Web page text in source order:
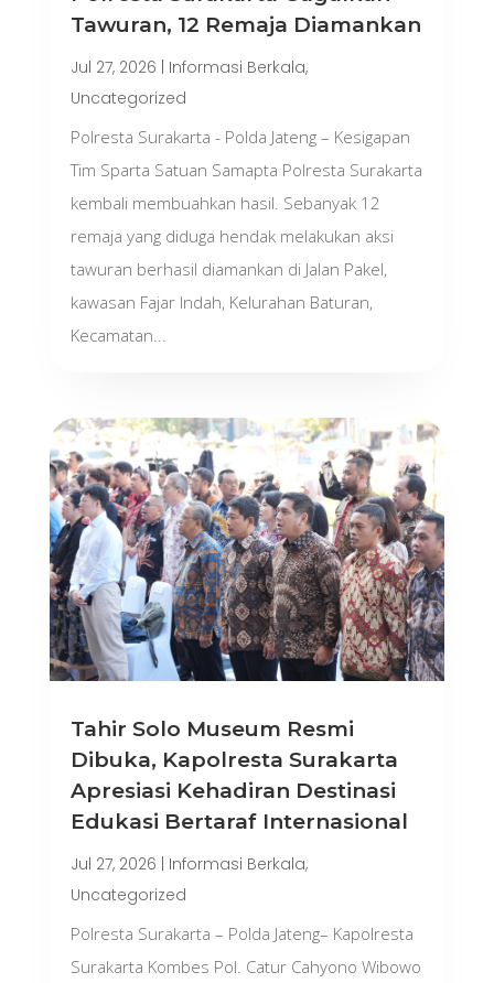
Tawuran, 12 Remaja Diamankan
Jul 27, 2026 Informasi Berkala,
Uncategorized
Polresta Surakarta - Polda Jateng – Kesigapan
Tim Sparta Satuan Samapta Polresta Surakarta
kembali membuahkan hasil. Sebanyak 12
remaja yang diduga hendak melakukan aksi
tawuran berhasil diamankan di Jalan Pakel,
kawasan Fajar Indah, Kelurahan Baturan,
Kecamatan...
Tahir Solo Museum Resmi
Dibuka, Kapolresta Surakarta
Apresiasi Kehadiran Destinasi
Edukasi Bertaraf Internasional
Jul 27, 2026 Informasi Berkala,
Uncategorized
Polresta Surakarta – Polda Jateng– Kapolresta
Surakarta Kombes Pol. Catur Cahyono Wibowo